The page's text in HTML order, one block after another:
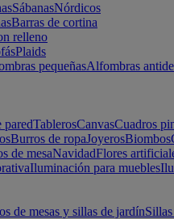
SábanasNórdicos
Barras de cortina
relleno
Plaids
pequeñasAlfombras
paredTablerosCanvasCuadros
Burros de ropaJoyerosBiombos
de mesaNavidadFlores
Iluminación para muebles
de mesas y sillas de jardín